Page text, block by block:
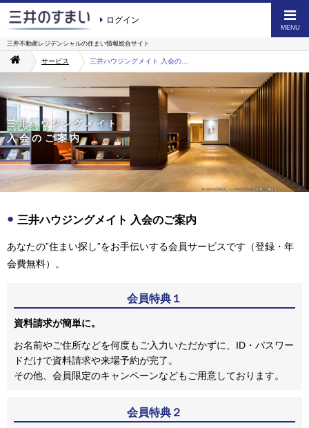
ログイン
MENU
三井不動産レジデンシャルの住まい情報総合サイト
サービス
三井ハウジングメイト
入会のご案内
三井ハウジングメイト 入会のご案内
あなたの”住まい探し”をお手伝いする会員サービスです（登録・年
会費無料）。
会員特典１
資料請求が簡単に。
お名前やご住所などを何度もご入力いただかずに、ID・パスワー
ドだけで資料請求や来場予約が完了。
その他、会員限定のキャンペーンなどもご用意しております。
会員特典２